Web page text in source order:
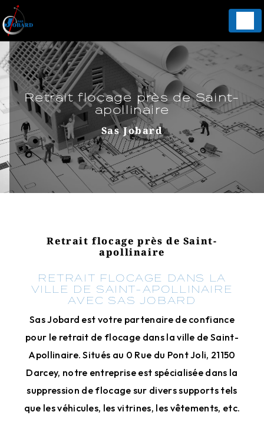
Retrait flocage près de Saint-
apollinaire
Sas Jobard
Retrait flocage près de Saint-
apollinaire
RETRAIT FLOCAGE DANS LA
VILLE DE SAINT-APOLLINAIRE
AVEC SAS JOBARD
Sas Jobard est votre partenaire de confiance
pour le retrait de flocage dans la ville de Saint-
Apollinaire. Situés au 0 Rue du Pont Joli, 21150
Darcey, notre entreprise est spécialisée dans la
suppression de flocage sur divers supports tels
que les véhicules, les vitrines, les vêtements, etc.
Panneau de gestion des cookies